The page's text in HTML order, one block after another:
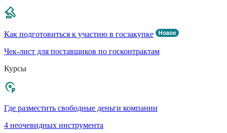
Как подготовиться к участию в госзакупке
Чек-лист для поставщиков по госконтрактам
Курсы
Где разместить свободные деньги компании
4 неочевидных инструмента